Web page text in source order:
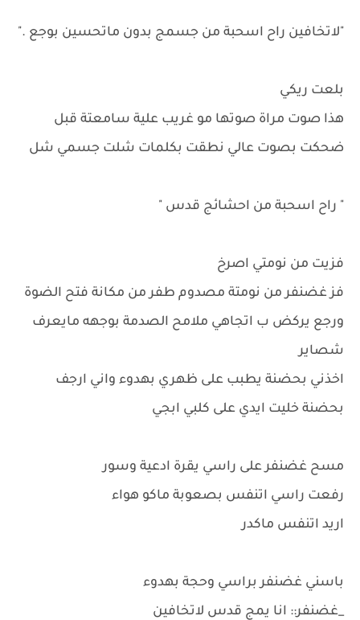
"لاتخافين راح اسحبة من جسمج بدون ماتحسين بوجع ."
بلعت ريكي
هذا صوت مراة صوتها مو غريب علية سامعتة قبل
ضحكت بصوت عالي نطقت بكلمات شلت جسمي شل
" راح اسحبة من احشائج قدس "
فزيت من نومتي اصرخ
فز غضنفر من نومتة مصدوم طفر من مكانة فتح الضوة
ورجع يركض ب اتجاهي ملامح الصدمة بوجهه مايعرف
شصاير
اخذني بحضنة يطبب على ظهري بهدوء واني ارجف
بحضنة خليت ايدي على كلبي ابجي
مسح غضنفر على راسي يقرة ادعية وسور
رفعت راسي اتنفس بصعوبة ماكو هواء
اريد اتنفس ماكدر
باسني غضنفر براسي وحجة بهدوء
_غضنفر:: انا يمج قدس لاتخافين